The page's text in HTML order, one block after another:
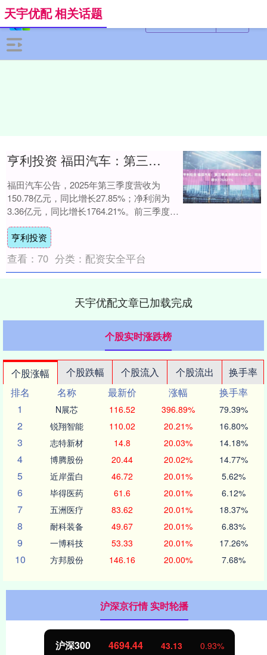
天宇优配 相关话题
亨利投资 福田汽车：第三季度净利润336亿元，同比增长176421%
福田汽车公告，2025年第三季度营收为
150.78亿元，同比增长27.85%；净利润为
3.36亿元，同比增长1764.21%。前三季度营
收为454.49亿元，同....
亨利投资
查看： 70 分类： 配资安全平台
天宇优配文章已加载完成
个股实时涨跌榜
个股涨幅 个股跌幅 个股流入 个股流出
换手率
排名
名称 最新价 涨幅
换手率
1
N展芯 116.52 396.89% 79.39%
2 锐翔智能 110.02 20.21% 16.80%
3 志特新材 14.8 20.03% 14.18%
4 博腾股份 20.44 20.02% 14.77%
5 近岸蛋白 46.72 20.01% 5.62%
6 毕得医药 61.6 20.01% 6.12%
7 五洲医疗 83.62 20.01% 18.37%
8 耐科装备 49.67 20.01% 6.83%
9 一博科技 53.33 20.01% 17.26%
10 方邦股份 146.16 20.00% 7.68%
沪深京行情 实时轮播
沪深300 4694.44 43.13 0.93%